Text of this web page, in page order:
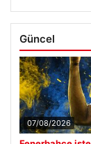
Güncel
07/08/2026